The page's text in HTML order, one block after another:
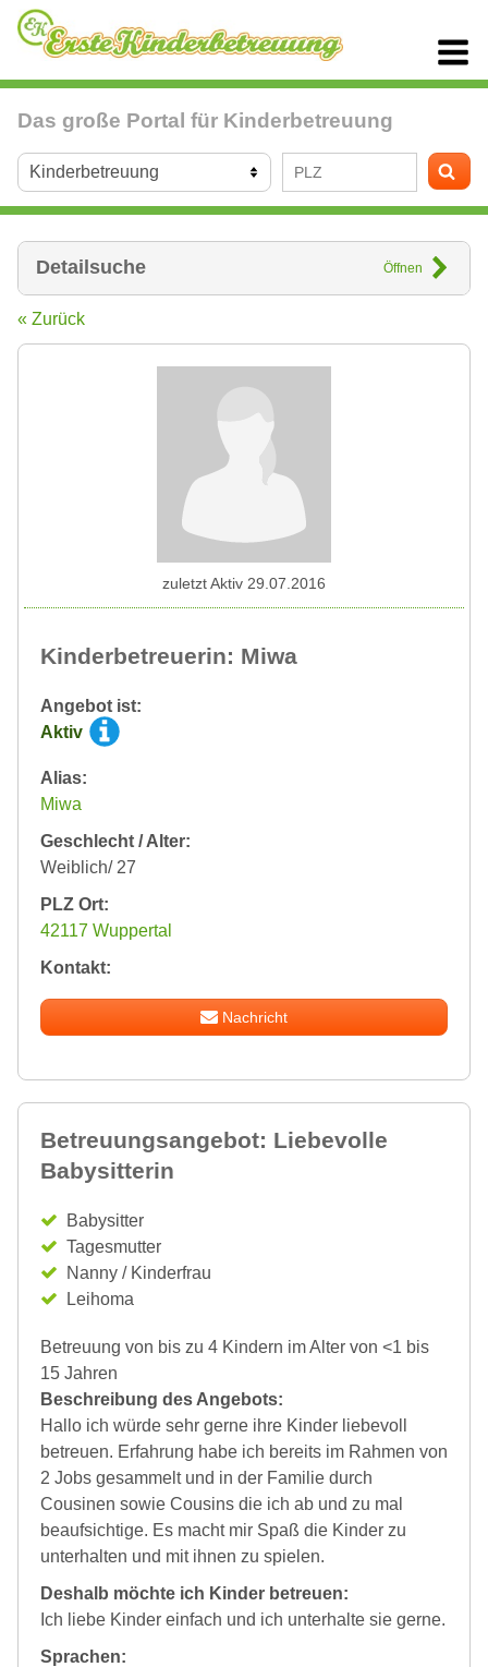
Das große Portal für Kinderbetreuung
Detailsuche Öffnen
« Zurück
Kinderbetreuerin: Miwa
Angebot ist:
Aktiv
Alias:
Miwa
Geschlecht / Alter:
Weiblich/ 27
PLZ Ort:
42117 Wuppertal
Kontakt:
Nachricht
zuletzt Aktiv 29.07.2016
Betreuungsangebot: Liebevolle
Babysitterin
Babysitter
Tagesmutter
Nanny / Kinderfrau
Leihoma
Betreuung von bis zu 4 Kindern im Alter von <1 bis
15 Jahren
Beschreibung des Angebots:
Hallo ich würde sehr gerne ihre Kinder liebevoll
betreuen. Erfahrung habe ich bereits im Rahmen von
2 Jobs gesammelt und in der Familie durch
Cousinen sowie Cousins die ich ab und zu mal
beaufsichtige. Es macht mir Spaß die Kinder zu
unterhalten und mit ihnen zu spielen.
Deshalb möchte ich Kinder betreuen:
Ich liebe Kinder einfach und ich unterhalte sie gerne.
Sprachen: